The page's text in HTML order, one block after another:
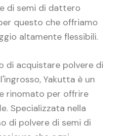
di semi di dattero
questo che offriamo
altamente flessibili.
di acquistare polvere di
Yakutta è un
rinomato per offrire
Specializzata nella
di polvere di semi di